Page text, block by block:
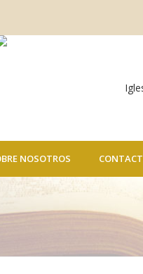
NOSOTROS